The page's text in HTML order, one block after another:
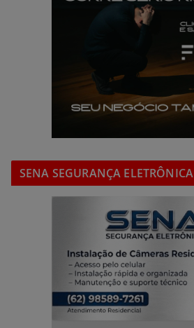
SENA SEGURANÇA ELETRÔNICA